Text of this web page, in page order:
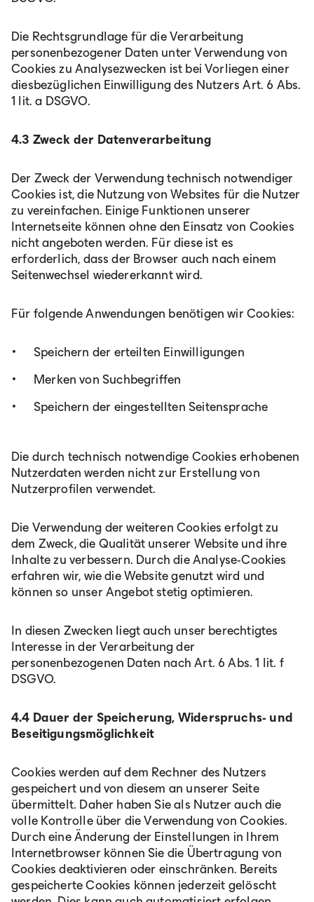
Die Rechtsgrundlage für die Verarbeitung
personenbezogener Daten unter Verwendung von
Cookies zu Analysezwecken ist bei Vorliegen einer
diesbezüglichen Einwilligung des Nutzers Art. 6 Abs.
1 lit. a DSGVO.
4.3 Zweck der Datenverarbeitung
Der Zweck der Verwendung technisch notwendiger
Cookies ist, die Nutzung von Websites für die Nutzer
zu vereinfachen. Einige Funktionen unserer
Internetseite können ohne den Einsatz von Cookies
nicht angeboten werden. Für diese ist es
erforderlich, dass der Browser auch nach einem
Seitenwechsel wiedererkannt wird.
Für folgende Anwendungen benötigen wir Cookies:
Speichern der erteilten Einwilligungen
Merken von Suchbegriffen
Speichern der eingestellten Seitensprache
Die durch technisch notwendige Cookies erhobenen
Nutzerdaten werden nicht zur Erstellung von
Nutzerprofilen verwendet.
Die Verwendung der weiteren Cookies erfolgt zu
dem Zweck, die Qualität unserer Website und ihre
Inhalte zu verbessern. Durch die Analyse-Cookies
erfahren wir, wie die Website genutzt wird und
können so unser Angebot stetig optimieren.
In diesen Zwecken liegt auch unser berechtigtes
Interesse in der Verarbeitung der
personenbezogenen Daten nach Art. 6 Abs. 1 lit. f
DSGVO.
4.4 Dauer der Speicherung, Widerspruchs- und
Beseitigungsmöglichkeit
Cookies werden auf dem Rechner des Nutzers
gespeichert und von diesem an unserer Seite
übermittelt. Daher haben Sie als Nutzer auch die
volle Kontrolle über die Verwendung von Cookies.
Durch eine Änderung der Einstellungen in Ihrem
Internetbrowser können Sie die Übertragung von
Cookies deaktivieren oder einschränken. Bereits
gespeicherte Cookies können jederzeit gelöscht